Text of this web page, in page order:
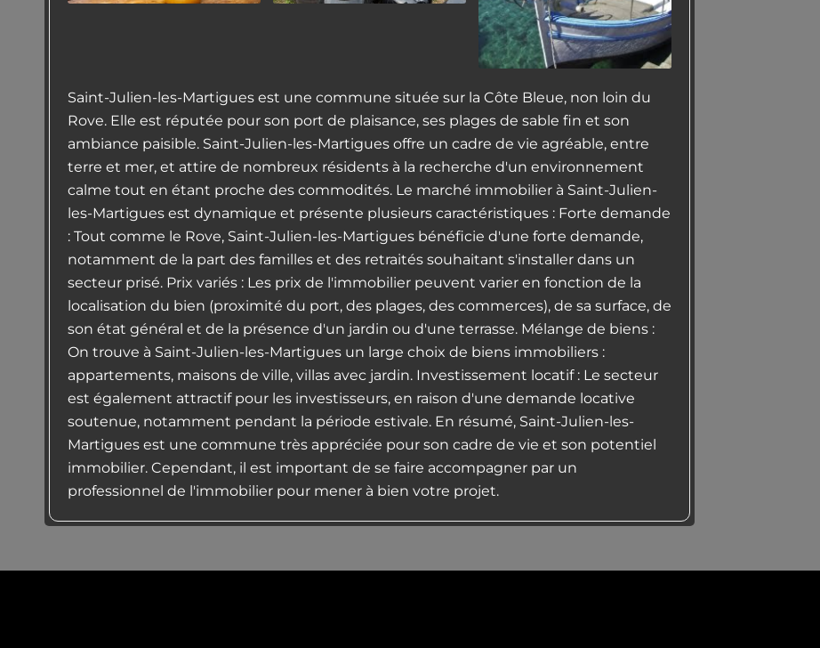
Saint-Julien-les-Martigues est une commune située sur la Côte Bleue, non loin du
Rove. Elle est réputée pour son port de plaisance, ses plages de sable fin et son
ambiance paisible. Saint-Julien-les-Martigues offre un cadre de vie agréable, entre
terre et mer, et attire de nombreux résidents à la recherche d'un environnement
calme tout en étant proche des commodités. Le marché immobilier à Saint-Julien-
les-Martigues est dynamique et présente plusieurs caractéristiques : Forte demande
: Tout comme le Rove, Saint-Julien-les-Martigues bénéficie d'une forte demande,
notamment de la part des familles et des retraités souhaitant s'installer dans un
secteur prisé. Prix variés : Les prix de l'immobilier peuvent varier en fonction de la
localisation du bien (proximité du port, des plages, des commerces), de sa surface, de
son état général et de la présence d'un jardin ou d'une terrasse. Mélange de biens :
On trouve à Saint-Julien-les-Martigues un large choix de biens immobiliers :
appartements, maisons de ville, villas avec jardin. Investissement locatif : Le secteur
est également attractif pour les investisseurs, en raison d'une demande locative
soutenue, notamment pendant la période estivale. En résumé, Saint-Julien-les-
Martigues est une commune très appréciée pour son cadre de vie et son potentiel
immobilier. Cependant, il est important de se faire accompagner par un
professionnel de l'immobilier pour mener à bien votre projet.